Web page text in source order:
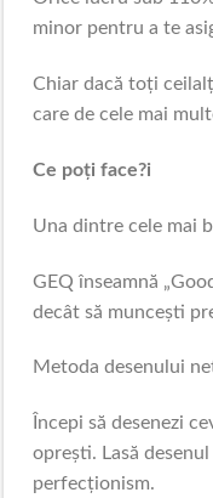
minor pentru a te
Chiar dacă toți
care de cele mai
Ce poți face?i
Una dintre cele mai
GEQ înseamnă
decât să muncești
Metoda desenului
Începi să desenezi
oprești. Lasă
perfecționism.